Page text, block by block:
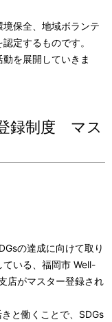
保全、地域ボランテ
定するものです。
を展開していきま
録制度 マス
の達成に向けて取り
いる、福岡市 Well-
店がマスター登録され
と働くことで、SDGs